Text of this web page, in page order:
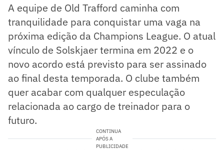
A equipe de Old Trafford caminha com
tranquilidade para conquistar uma vaga na
próxima edição da Champions League. O atual
vínculo de Solskjaer termina em 2022 e o
novo acordo está previsto para ser assinado
ao final desta temporada. O clube também
quer acabar com qualquer especulação
relacionada ao cargo de treinador para o
futuro.
CONTINUA
APÓS A
PUBLICIDADE